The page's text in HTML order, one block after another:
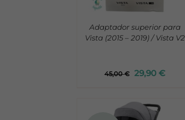
Adaptador superior para
Vista (2015 – 2019) / Vista V2
45,00€ 29,90 €